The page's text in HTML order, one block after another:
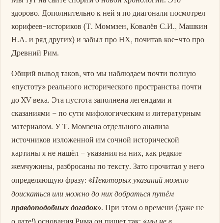
здорово. Дополнительно к ней я по диагонали посмотрел
корифеев-историков (Т. Моммзен, Ковалёв С.И., Машкин
Н.А. и ряд других) и забыл про НХ, почитав кое-что про
Древний Рим.
Общий вывод таков, что мы наблюдаем почти полную
«пустоту» реального исторического пространства почти
до XV века. Эта пустота заполнена легендами и
сказаниями – по сути мифологическим и литературным
материалом. У Т. Момзена отдельного анализа
источников изложенной им сочной исторической
картины я не нашёл – указания на них, как редкие
жемчужины, разбросаны по тексту. Зато прочитал у него
определяющую фразу: «Некоторых указаний можно
доискаться или можно до них добраться путём
правдоподобных догадок». При этом о времени (даже не
о дате!) основания Рима он пишет так: «мы не в